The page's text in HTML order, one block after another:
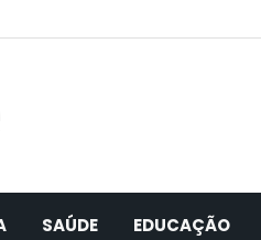
SAÚDE EDUCAÇÃO